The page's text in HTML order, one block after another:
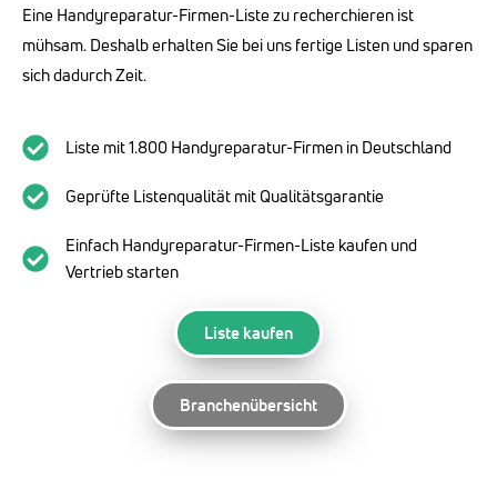
Eine Handyreparatur-Firmen-Liste zu recherchieren ist
mühsam. Deshalb erhalten Sie bei uns fertige Listen und sparen
sich dadurch Zeit.
Liste mit 1.800 Handyreparatur-Firmen in Deutschland
Geprüfte Listenqualität mit Qualitätsgarantie
Einfach Handyreparatur-Firmen-Liste kaufen und
Vertrieb starten
Liste kaufen
Branchenübersicht